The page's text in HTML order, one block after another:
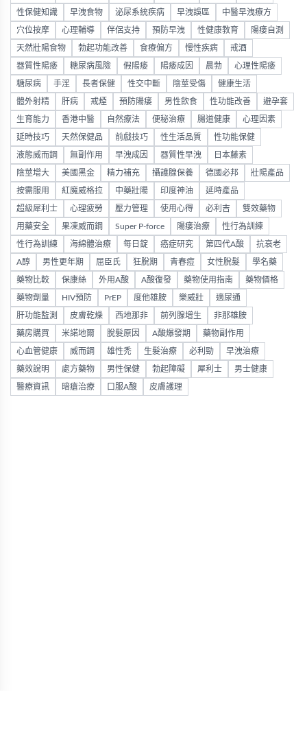
性保健知識 早洩食物 泌尿系統疾病 早洩誤區 中醫早洩療方
穴位按摩 心理輔導 伴侶支持 預防早洩 性健康教育 陽痿自測
天然壯陽食物 勃起功能改善 食療偏方 慢性疾病 戒酒
器質性陽痿 糖尿病風險 假陽痿 陽痿成因 晨勃 心理性陽痿
糖尿病 手淫 長者保健 性交中斷 陰莖受傷 健康生活
體外射精 肝病 戒煙 預防陽痿 男性飲食 性功能改善 避孕套
生育能力 香港中醫 自然療法 便秘治療 腸道健康 心理因素
延時技巧 天然保健品 前戲技巧 性生活品質 性功能保健
液態威而鋼 無副作用 早洩成因 器質性早洩 日本藤素
陰莖增大 美國黑金 精力補充 攝護腺保養 德國必邦 壯陽產品
按需服用 紅魔威格拉 中藥壯陽 印度神油 延時產品
超級犀利士 心理疲勞 壓力管理 使用心得 必利吉 雙效藥物
用藥安全 果凍威而鋼 Super P-force 陽痿治療 性行為訓練
性行為訓練 海綿體治療 每日錠 癌症研究 第四代A酸 抗衰老
A醇 男性更年期 屈臣氏 狂脫期 青春痘 女性脫髮 學名藥
藥物比較 保康絲 外用A酸 A酸復發 藥物使用指南 藥物價格
藥物劑量 HIV預防 PrEP 度他雄胺 樂威壯 適尿通
肝功能監測 皮膚乾燥 西地那非 前列腺增生 非那雄胺
藥房購買 米諾地爾 脫髮原因 A酸爆發期 藥物副作用
心血管健康 威而鋼 雄性禿 生髮治療 必利勁 早洩治療
藥效說明 處方藥物 男性保健 勃起障礙 犀利士 男士健康
醫療資訊 暗瘡治療 口服A酸 皮膚護理